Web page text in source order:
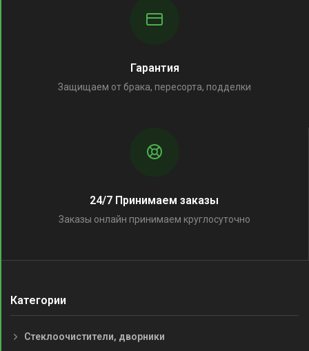
Гарантия
Защищаем от брака, пересорта, подделки
24/7 Принимаем заказы
Заказы онлайн принимаем круглосуточно
Категории
Стеклоочистители, дворники